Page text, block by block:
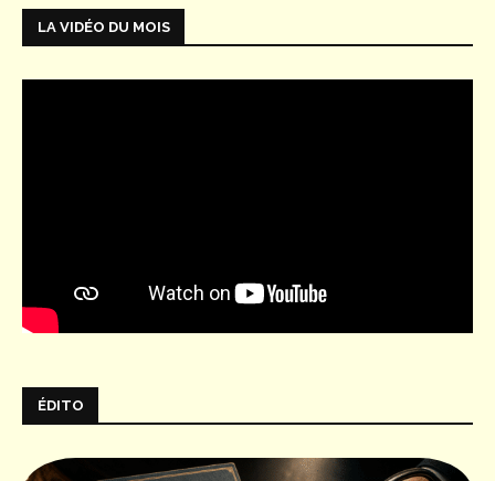
LA VIDÉO DU MOIS
ÉDITO